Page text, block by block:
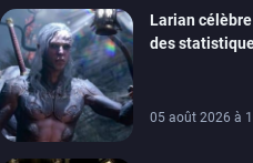
Larian célèbre
des
05 août 2026 à